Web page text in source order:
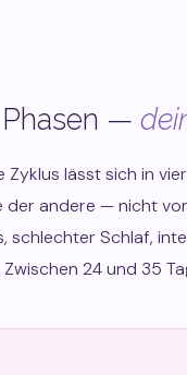
Phasen —
Zyklus lässt sich in
der andere — nicht
schlechter Schlaf,
24 und 35